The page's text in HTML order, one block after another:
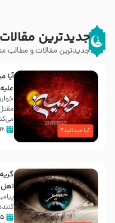
جدیدترین مقالات
جدیدترین مقالات و مطالب
آیا میدانید؟ ۱۶ /۰۵/ ۱۴۰۵
۱۵ /